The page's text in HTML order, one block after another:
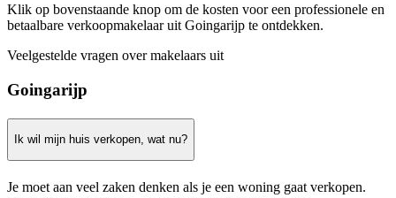
Klik op bovenstaande knop om de kosten voor een professionele en
betaalbare verkoopmakelaar uit Goingarijp te ontdekken.
Veelgestelde vragen over makelaars uit
Goingarijp
Ik wil mijn huis verkopen, wat nu?
Je moet aan veel zaken denken als je een woning gaat verkopen.